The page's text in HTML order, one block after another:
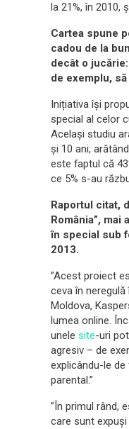
la 21%, în 2010,
Cartea spune
cadou de la
decât o
de exemplu,
Inițiativa își
special al celor
Același studiu
și 10 ani,
este faptul că
ce 5% s-au
Raportul citat,
România”,
în special sub
2013.
”Acest proiect
ceva în neregulă
Moldova,
lumea online.
unele site-uri
agresiv – de
explicându-le
parental.”
”În primul rând,
care sunt